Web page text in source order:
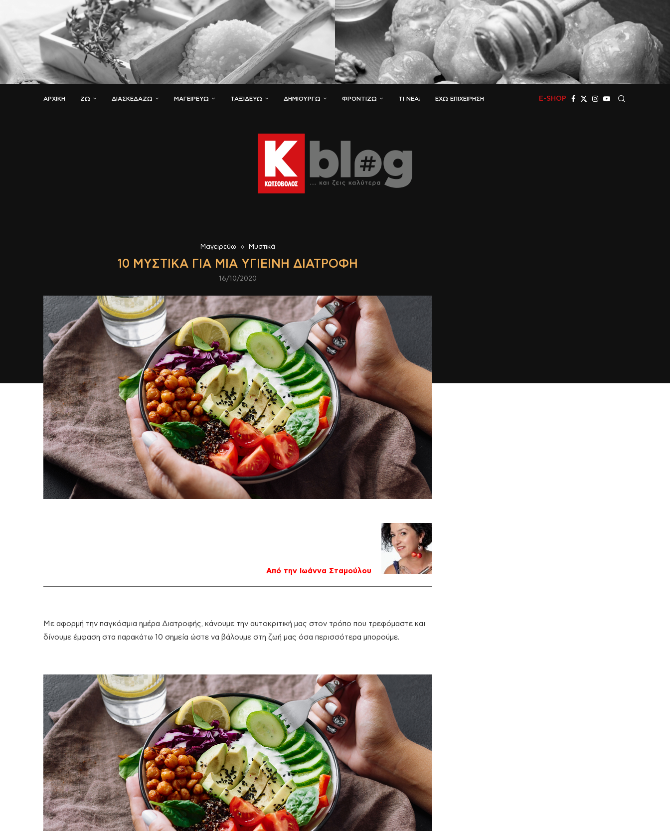
ΑΡΧΙΚΗ ΖΏ ΔΙΑΣΚΕΔΆΖΩ ΜΑΓΕΙΡΕΎΩ ΤΑΞΙΔΕΎΩ ΔΗΜΙΟΥΡΓΏ ΦΡΟΝΤΊΖΩ ΤΙ ΝΈΑ; ΈΧΩ ΕΠΙΧΕΊΡΗΣΗ E-SHOP
Μαγειρεύω Μυστικά
10 ΜΥΣΤΙΚΆ ΓΙΑ ΜΊΑ ΥΓΙΕΙΝΉ ΔΙΑΤΡΟΦΉ
16/10/2020
Από την Ιωάννα Σταμούλου
Με αφορμή την παγκόσμια ημέρα Διατροφής, κάνουμε την αυτοκριτική μας στον τρόπο που τρεφόμαστε και
δίνουμε έμφαση στα παρακάτω 10 σημεία ώστε να βάλουμε στη ζωή μας όσα περισσότερα μπορούμε.